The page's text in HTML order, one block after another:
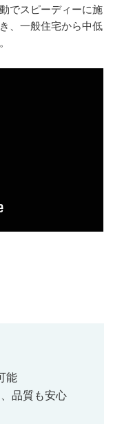
でスピーディーに施
、一般住宅から中低
能​
品質も安心​​​​